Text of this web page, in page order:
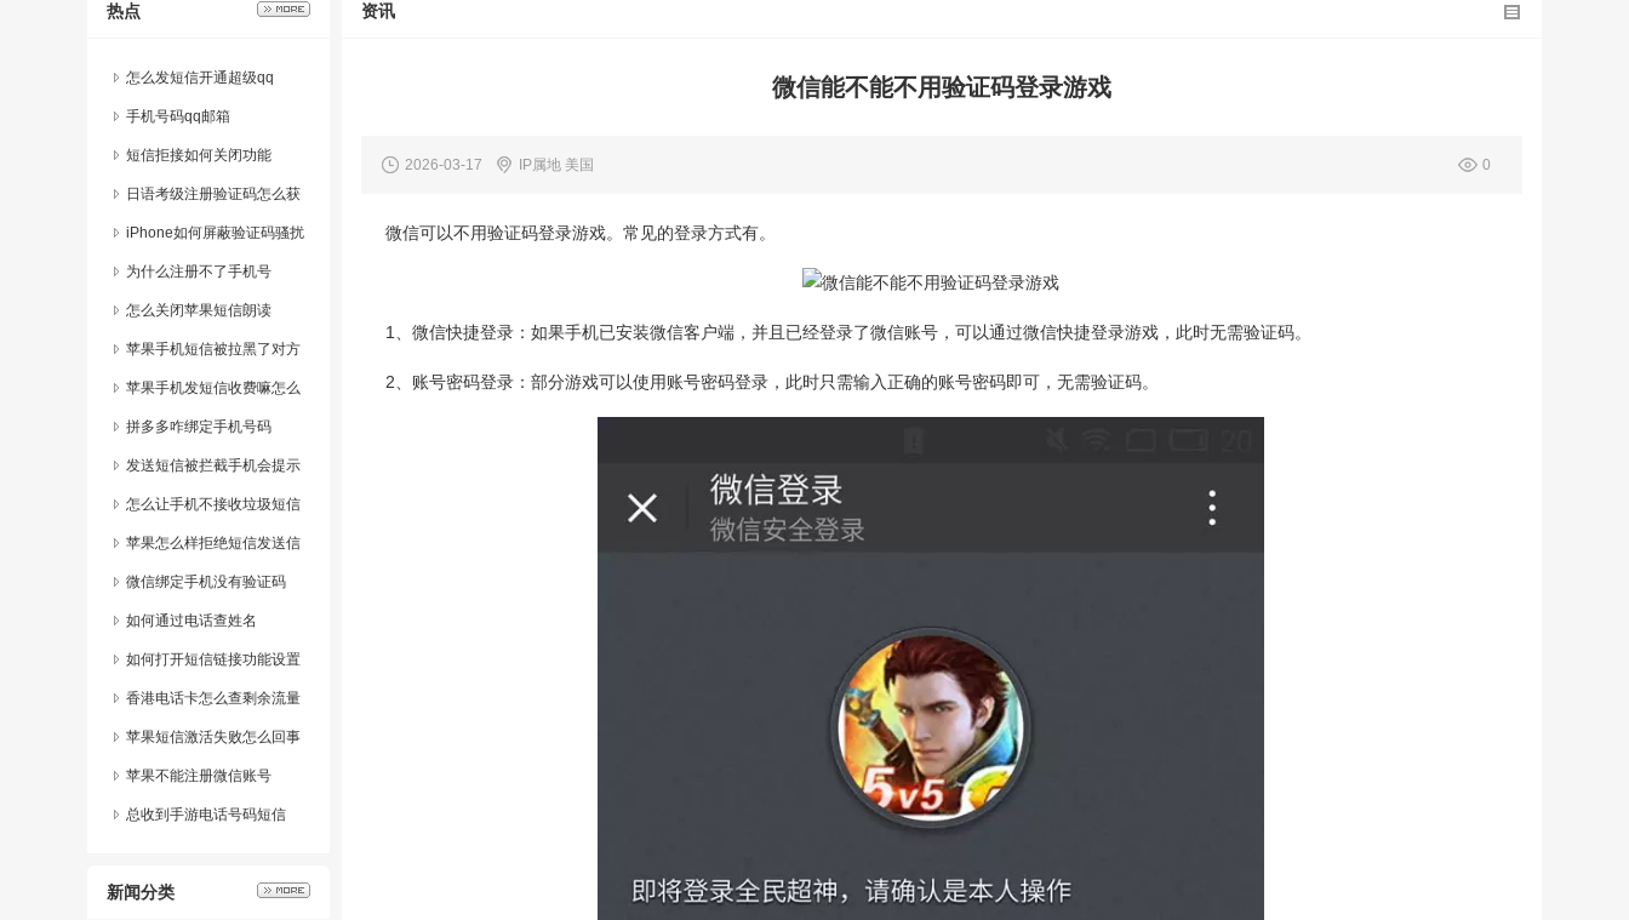
热点
怎么发短信开通超级qq
手机号码qq邮箱
短信拒接如何关闭功能
日语考级注册验证码怎么获
取
iPhone如何屏蔽验证码骚扰
为什么注册不了手机号
怎么关闭苹果短信朗读
苹果手机短信被拉黑了对方
能看到吗
苹果手机发短信收费嘛怎么
设置的
拼多多咋绑定手机号码
发送短信被拦截手机会提示
什么
怎么让手机不接收垃圾短信
苹果怎么样拒绝短信发送信
息
微信绑定手机没有验证码
如何通过电话查姓名
如何打开短信链接功能设置
香港电话卡怎么查剩余流量
明细
苹果短信激活失败怎么回事
儿啊怎么解决
苹果不能注册微信账号
总收到手游电话号码短信
新闻分类
资讯
微信能不能不用验证码登录游戏
2026-03-17 IP属地 美国 0
微信可以不用验证码登录游戏。常见的登录方式有。
1、微信快捷登录：如果手机已安装微信客户端，并且已经登录了微信账号，可以通过微信快捷登录游戏，此时无需验证码。
2、账号密码登录：部分游戏可以使用账号密码登录，此时只需输入正确的账号密码即可，无需验证码。